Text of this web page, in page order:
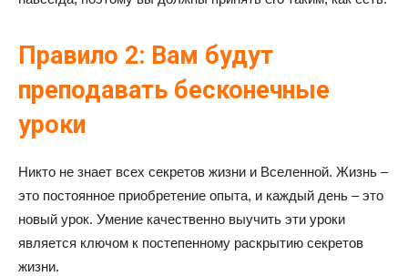
Правило 2: Вам будут
преподавать бесконечные
уроки
Никто не знает всех секретов жизни и Вселенной. Жизнь –
это постоянное приобретение опыта, и каждый день – это
новый урок. Умение качественно выучить эти уроки
является ключом к постепенному раскрытию секретов
жизни.